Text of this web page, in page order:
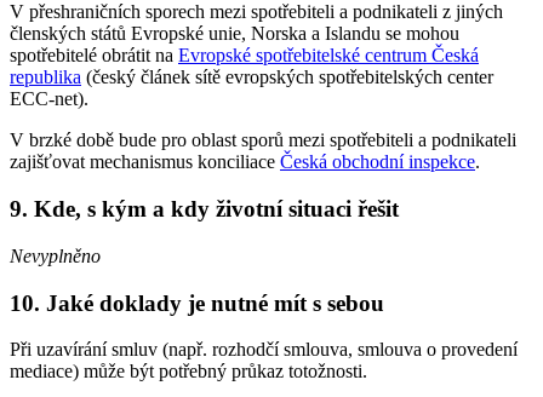
V přeshraničních sporech mezi spotřebiteli a podnikateli z jiných
členských států Evropské unie, Norska a Islandu se mohou
spotřebitelé obrátit na Evropské spotřebitelské centrum Česká
republika (český článek sítě evropských spotřebitelských center
ECC-net).
V brzké době bude pro oblast sporů mezi spotřebiteli a podnikateli
zajišťovat mechanismus konciliace Česká obchodní inspekce.
9. Kde, s kým a kdy životní situaci řešit
Nevyplněno
10. Jaké doklady je nutné mít s sebou
Při uzavírání smluv (např. rozhodčí smlouva, smlouva o provedení
mediace) může být potřebný průkaz totožnosti.